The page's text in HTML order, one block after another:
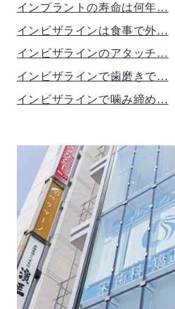
インプラントの寿命は何年…
インビザラインは食事で外…
インビザラインのアタッチ…
インビザラインで歯磨きで…
インビザラインで噛み締め…